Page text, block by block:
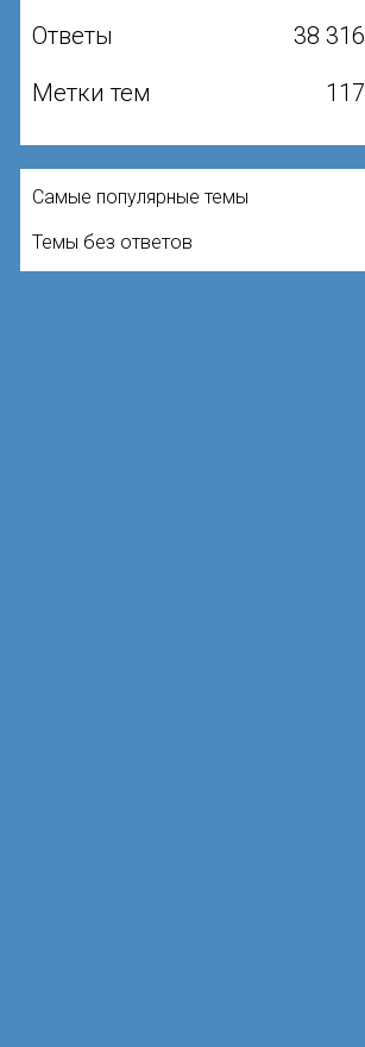
Ответы
38 316
Метки тем
117
Самые популярные темы
Темы без ответов